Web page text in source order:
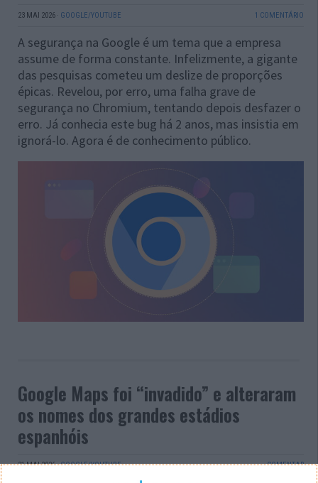
23 MAI 2026 · GOOGLE/YOUTUBE 1 COMENTÁRIO
A segurança na Google é um tema que a empresa
assume de forma constante. Infelizmente, a gigante
das pesquisas cometeu um deslize de proporções
épicas. Revelou, por erro, uma falha grave de
segurança no Chromium, tentando depois desfazer o
erro. Já conhecia este bug há 2 anos, mas insistia em
ignorá-lo. Agora é de conhecimento público.
Google Maps foi “invadido” e alteraram
os nomes dos grandes estádios
espanhóis
21 MAI 2026·GOOGLE/YOUTUBE COMENTAR